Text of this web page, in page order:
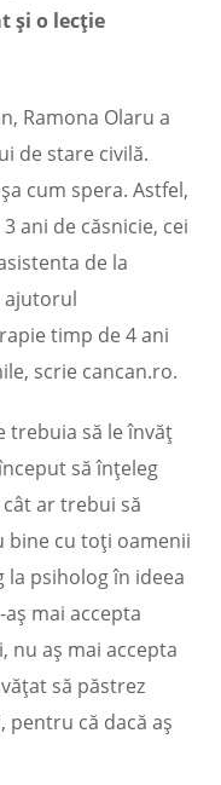
și o lecție
Ramona Olaru a
de stare civilă.
cum spera. Astfel,
ani de căsnicie, cei
de la
ajutorul
timp de 4 ani
scrie cancan.ro.
trebuia să le învăț
să înțeleg
ar trebui să
bine cu toți oamenii
psiholog în ideea
mai accepta
nu aș mai accepta
să păstrez
pentru că dacă aș